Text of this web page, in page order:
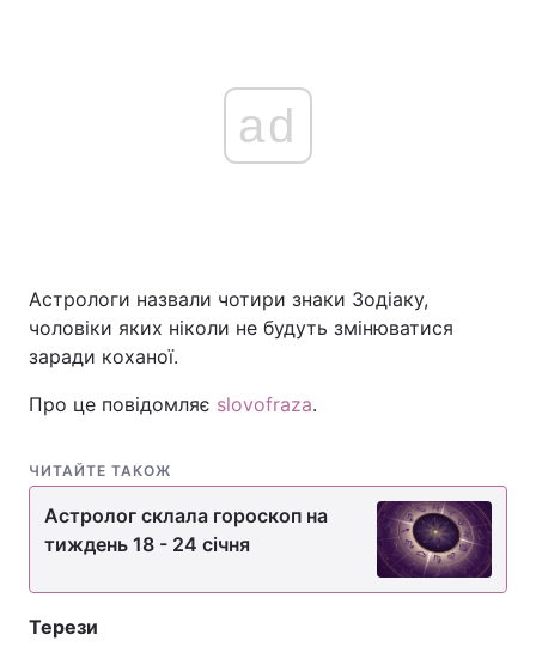
ad
Астрологи назвали чотири знаки Зодіаку,
чоловіки яких ніколи не будуть змінюватися
заради коханої.
Про це повідомляє slovofraza.
ЧИТАЙТЕ ТАКОЖ
Астролог склала гороскоп на
тиждень 18 - 24 січня
Терези